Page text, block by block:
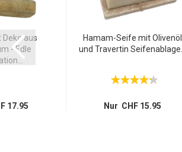
aus
- Edle
17.95
Hamam-Seife mit Olivenöl
und Travertin Seifenablage...
Nur CHF 15.95